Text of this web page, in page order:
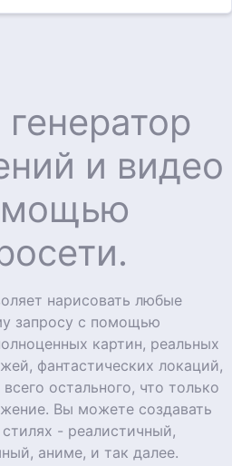
и видео
нарисовать любые
запросу с помощью
картин, реальных
фантастических локаций,
остального, что только
Вы можете создавать
- реалистичный,
аниме, и так далее.